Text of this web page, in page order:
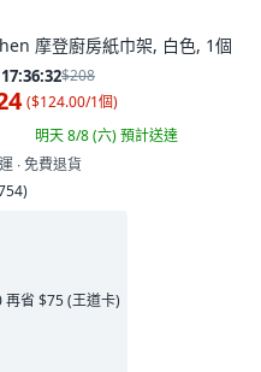
摩登廚房紙巾架, 白色, 1個
17:36:31$208
($124.00/1個)
明天 8/8 (六)預計送達
∙ 免費退貨
)
再省 $75 (王道卡)